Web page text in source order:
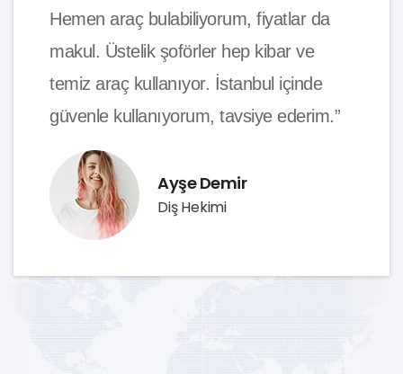
Hemen araç bulabiliyorum, fiyatlar da
makul. Üstelik şoförler hep kibar ve
temiz araç kullanıyor. İstanbul içinde
güvenle kullanıyorum, tavsiye ederim.”
Ayşe Demir
Diş Hekimi